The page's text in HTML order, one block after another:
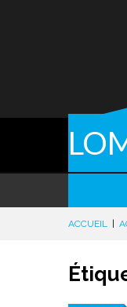
ACCUEIL